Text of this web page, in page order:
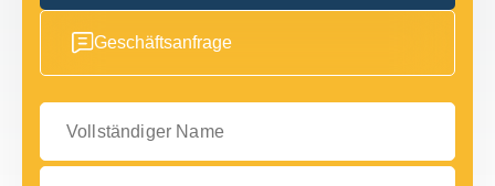
Geschäftsanfrage
Vollständiger Name
Ihre E-Mail